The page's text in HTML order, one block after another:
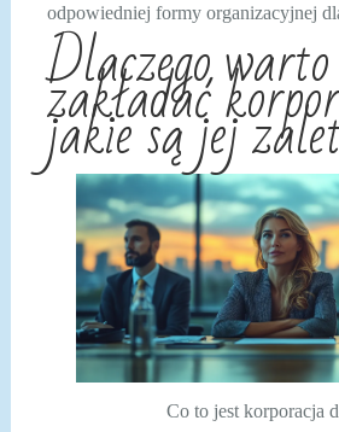
odpowiedniej formy organizacyjnej
Dlaczego warto
zakładać
jakie są jej
Co to jest korporacja